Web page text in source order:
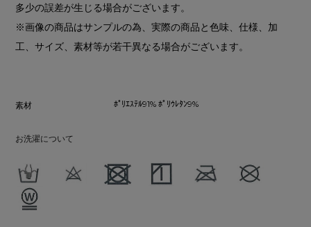
多少の誤差が生じる場合がございます。
※画像の商品はサンプルの為、実際の商品と色味、仕様、加
工、サイズ、素材等が若干異なる場合がございます。
素材 ﾎﾟﾘｴｽﾃﾙ91% ﾎﾟﾘｳﾚﾀﾝ9%
お洗濯について